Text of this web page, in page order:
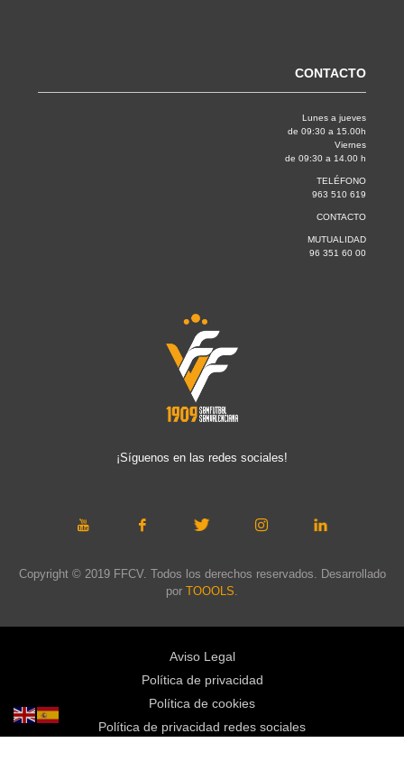
CONTACTO
Lunes a jueves
de 09:30 a 15.00h
Viernes
de 09:30 a 14.00 h
TELÉFONO
963 510 619
CONTACTO
MUTUALIDAD
96 351 60 00
¡Síguenos en las redes sociales!
Copyright © 2019 FFCV. Todos los derechos reservados. Desarrollado
por TOOOLS.
Aviso Legal
Política de privacidad
Política de cookies
Política de privacidad redes sociales